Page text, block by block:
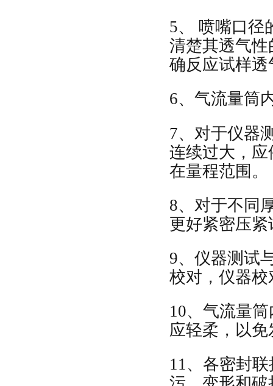
5、 喷嘴口径
清楚其透气
确反应试样透
6、气流量筒
7、对于仪器
连续过大，
在量程范围。
8、对于不同
更好紧密压紧
9、仪器测试
校对，仪器
10、气流量
应轻柔，以
11、各密封